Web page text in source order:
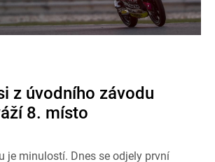
z úvodního závodu
8. místo
je minulostí. Dnes se odjely první